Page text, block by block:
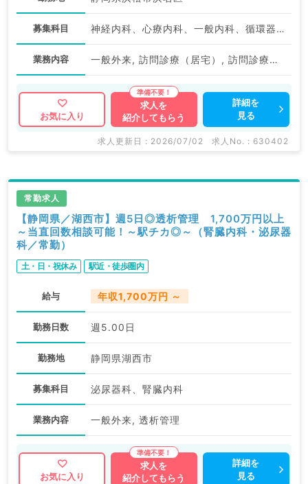
募集科目 神経内科、心療内科、一般内科、循環器内科、呼吸器内科、消化器内科、内分泌・代謝内科、腎臓内科、老年内科、血液内科、膠原病科
業務内容 一般外来, 訪問診療（居宅）, 訪問診療（施設）, 一般外来, 訪問診療（施設）
お気に入り
求人を
紹介してもらう
詳細を
見る
求人更新日 : 2026/07/02 求人No. : 630402
常勤求人
【静岡県／湖西市】週5日◎透析管理 1,700万円以上
～当直回数相談可能！～駅チカ◎～（腎臓内科・泌尿器
科／常勤）
土・日・祝休み 駅近・徒歩圏内
給与 年収1,700万円 ～
勤務日数 週5.00日
勤務地 静岡県湖西市
募集科目 泌尿器科、腎臓内科
業務内容 一般外来, 透析管理
お気に入り
求人を
紹介してもらう
詳細を
見る